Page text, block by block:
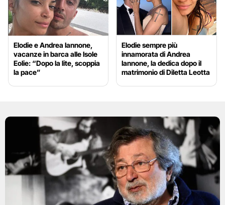
Elodie e Andrea Iannone,
vacanze in barca alle Isole
Eolie: “Dopo la lite, scoppia
la pace”
Elodie sempre più
innamorata di Andrea
Iannone, la dedica dopo il
matrimonio di Diletta Leotta